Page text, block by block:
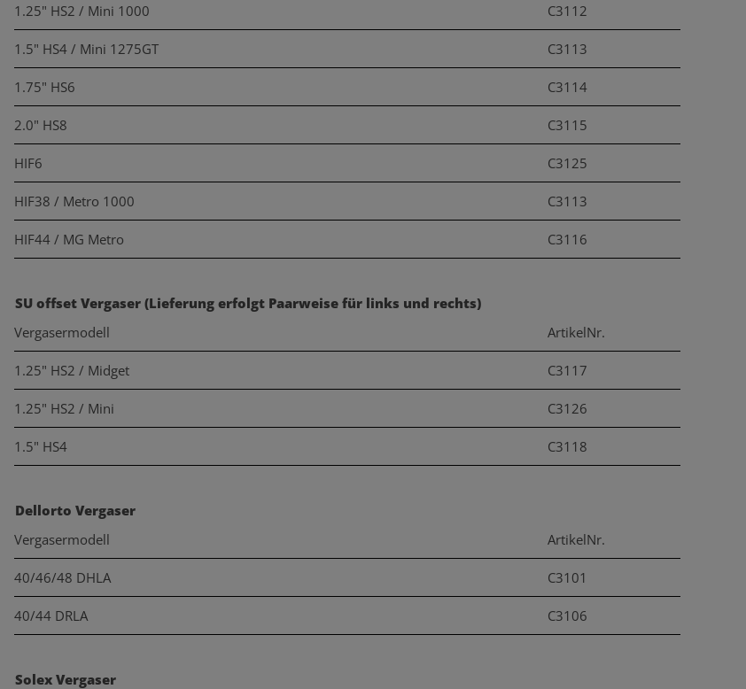
1.25" HS2 / Mini 1000 C3112
1.5" HS4 / Mini 1275GT C3113
1.75" HS6 C3114
2.0" HS8 C3115
HIF6 C3125
HIF38 / Metro 1000 C3113
HIF44 / MG Metro C3116
SU offset Vergaser (Lieferung erfolgt Paarweise für links und rechts)
Vergasermodell
ArtikelNr.
1.25" HS2 / Midget C3117
1.25" HS2 / Mini C3126
1.5" HS4 C3118
Dellorto Vergaser
Vergasermodell
ArtikelNr.
40/46/48 DHLA C3101
40/44 DRLA C3106
Solex Vergaser